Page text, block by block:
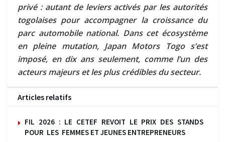
privé : autant de leviers activés par les autorités
togolaises pour accompagner la croissance du
parc automobile national. Dans cet écosystème
en pleine mutation, Japan Motors Togo s’est
imposé, en dix ans seulement, comme l’un des
acteurs majeurs et les plus crédibles du secteur.
Articles relatifs
FIL 2026 : LE CETEF REVOIT LE PRIX DES STANDS
POUR LES FEMMES ET JEUNES ENTREPRENEURS